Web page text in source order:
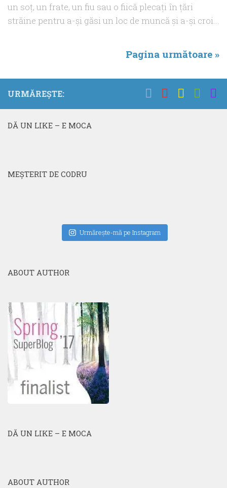
un soț, un frate, un fiu sau o fiică plecați în țări
străine pentru a-și găsi un loc de muncă și a-și croi...
Pagina următoare »
URMĂREȘTE:
DĂ UN LIKE – E MOCA
MEŞTERIT DE CODRU
Urmăreşte-mă pe Instagram
ABOUT AUTHOR
DĂ UN LIKE – E MOCA
ABOUT AUTHOR